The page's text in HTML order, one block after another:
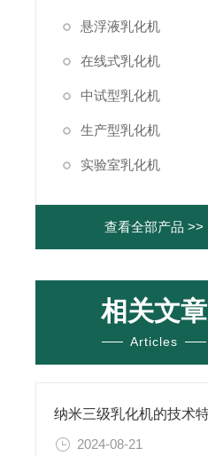
悬浮液乳化机
在线式乳化机
中试型乳化机
生产型乳化机
实验室乳化机
查看全部产品 >>
相关文章
Articles
2024-08-21